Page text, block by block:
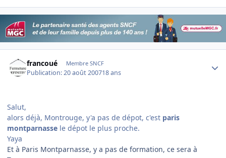
francoué Membre SNCF
Publication:20 août 200718 ans
Salut,
alors déjà, Montrouge, y'a pas de dépot, c'est paris
montparnasse le dépot le plus proche.
Yaya
Et à Paris Montparnasse, y a pas de formation, ce sera à